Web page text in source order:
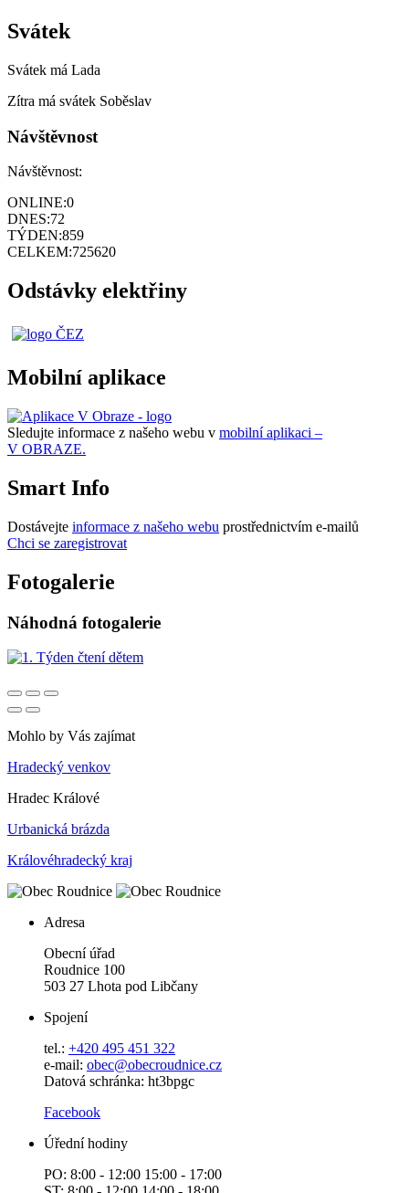
Svátek
Svátek má Lada
Zítra má svátek Soběslav
Návštěvnost
Návštěvnost:
ONLINE:0
DNES:72
TÝDEN:859
CELKEM:725620
Odstávky elektřiny
Mobilní aplikace
Sledujte informace z našeho webu v mobilní aplikaci –
V OBRAZE.
Smart Info
Dostávejte informace z našeho webu prostřednictvím e-mailů
Chci se zaregistrovat
Fotogalerie
Náhodná fotogalerie
Mohlo by Vás zajímat
Hradecký venkov
Hradec Králové
Urbanická brázda
Královéhradecký kraj
Adresa
Obecní úřad
Roudnice 100
503 27 Lhota pod Libčany
Spojení
tel.: +420 495 451 322
e-mail: obec@obecroudnice.cz
Datová schránka: ht3bpgc
Facebook
Úřední hodiny
PO: 8:00 - 12:00 15:00 - 17:00